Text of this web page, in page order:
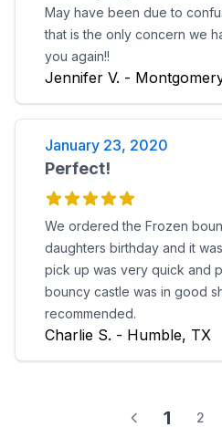
May have been due to
that is the only concern we
you again!!
Jennifer V. -
January 23, 2020
Perfect!
We ordered the Frozen
daughters birthday and it
pick up was very quick and
bouncy castle was in good
recommended.
Charlie S. - Humble, TX
1 2